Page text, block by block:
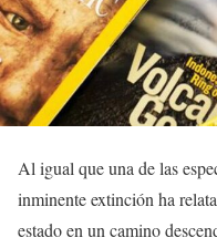
Al igual que una de las
inminente extinción ha
estado en un camino